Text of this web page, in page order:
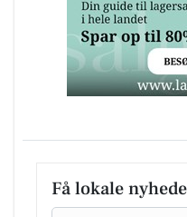
Få lokale